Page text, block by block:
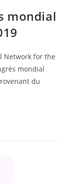
mondial
Network for the
mondial
du